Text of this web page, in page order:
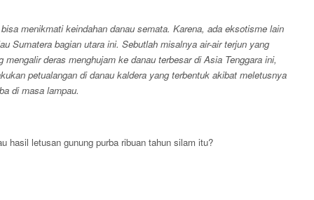
menikmati keindahan danau semata. Karena, ada eksotisme lain
Sumatera bagian utara ini. Sebutlah misalnya air-air terjun yang
deras menghujam ke danau terbesar di Asia Tenggara ini,
petualangan di danau kaldera yang terbentuk akibat meletusnya
di masa lampau.
hasil letusan gunung purba ribuan tahun silam itu?